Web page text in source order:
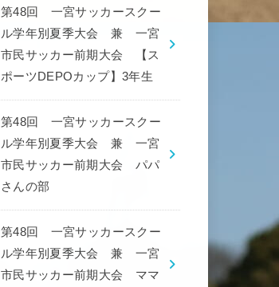
第48回 一宮サッカースクー
ル学年別夏季大会 兼 一宮
市民サッカー前期大会 【ス
ポーツDEPOカップ】3年生
第48回 一宮サッカースクー
ル学年別夏季大会 兼 一宮
市民サッカー前期大会 パパ
さんの部
第48回 一宮サッカースクー
ル学年別夏季大会 兼 一宮
市民サッカー前期大会 ママ